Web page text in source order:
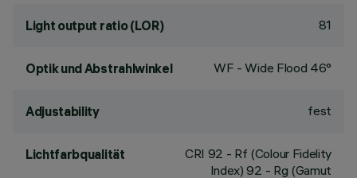
Light output ratio (LOR) 81
Optik und Abstrahlwinkel WF - Wide Flood 46°
Adjustability fest
Lichtfarbqualität CRI 92 - Rf (Colour Fidelity
Index) 92 - Rg (Gamut